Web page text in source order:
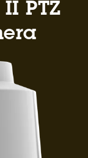
PTZ